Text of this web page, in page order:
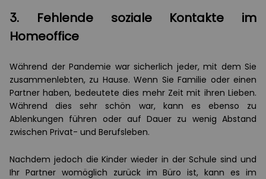
3. Fehlende soziale Kontakte im
Homeoffice
Während der Pandemie war sicherlich jeder, mit dem Sie
zusammenlebten, zu Hause. Wenn Sie Familie oder einen
Partner haben, bedeutete dies mehr Zeit mit ihren Lieben.
Während dies sehr schön war, kann es ebenso zu
Ablenkungen führen oder auf Dauer zu wenig Abstand
zwischen Privat- und Berufsleben.
Nachdem jedoch die Kinder wieder in der Schule sind und
Ihr Partner womöglich zurück im Büro ist, kann es im